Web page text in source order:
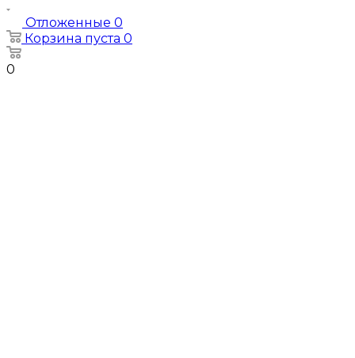
Отложенные 0
Корзина пуста 0
0